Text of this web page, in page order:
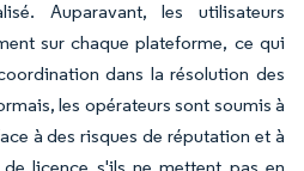
Auparavant, les utilisateurs
sur chaque plateforme, ce qui
dans la résolution des
les opérateurs sont soumis à
à des risques de réputation et à